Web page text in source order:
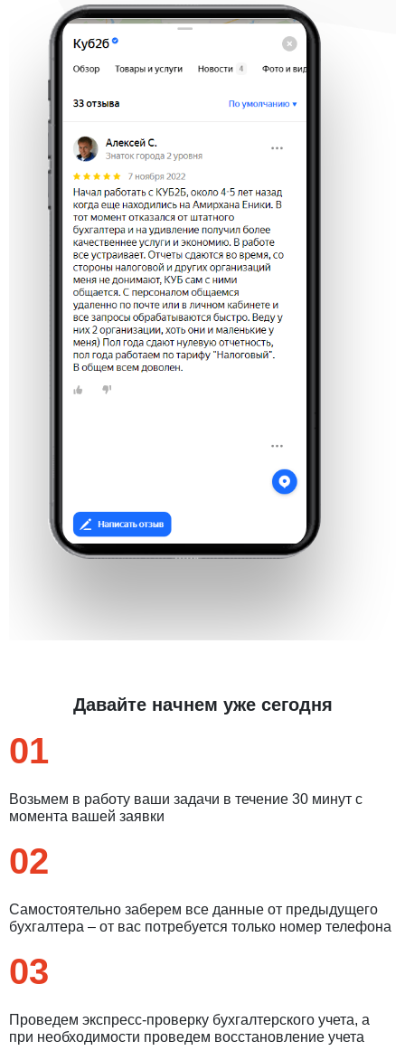
Давайте начнем уже сегодня
01
Возьмем в работу ваши задачи в течение 30 минут с
момента вашей заявки
02
Самостоятельно заберем все данные от предыдущего
бухгалтера – от вас потребуется только номер телефона
03
Проведем экспресс-проверку бухгалтерского учета, а
при необходимости проведем восстановление учета